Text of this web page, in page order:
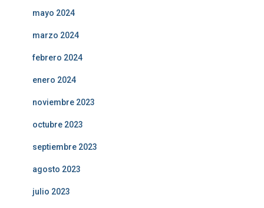
mayo 2024
marzo 2024
febrero 2024
enero 2024
noviembre 2023
octubre 2023
septiembre 2023
agosto 2023
julio 2023